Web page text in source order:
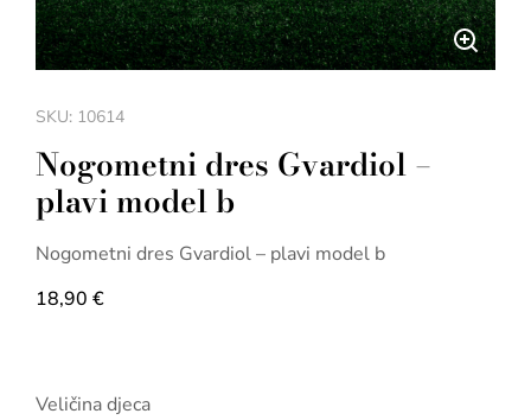
SKU: 10614
Nogometni dres Gvardiol –
plavi model b
Nogometni dres Gvardiol – plavi model b
18,90 €
Veličina djeca